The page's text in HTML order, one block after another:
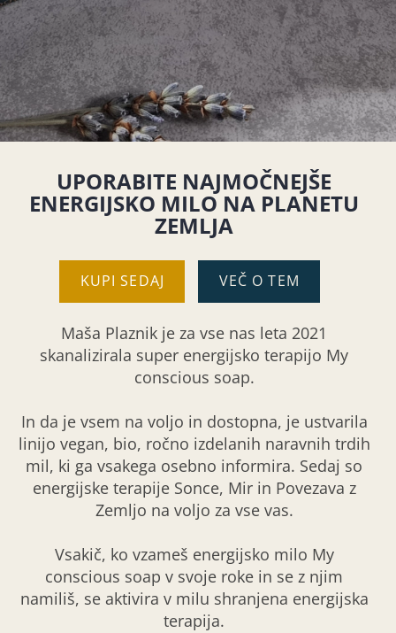
UPORABITE NAJMOČNEJŠE
ENERGIJSKO MILO NA PLANETU
ZEMLJA
KUPI SEDAJ VEČ O TEM
Maša Plaznik je za vse nas leta 2021
skanalizirala super energijsko terapijo My
conscious soap.
In da je vsem na voljo in dostopna, je ustvarila
linijo vegan, bio, ročno izdelanih naravnih trdih
mil, ki ga vsakega osebno informira. Sedaj so
energijske terapije Sonce, Mir in Povezava z
Zemljo na voljo za vse vas.
Vsakič, ko vzameš energijsko milo My
conscious soap v svoje roke in se z njim
namiliš, se aktivira v milu shranjena energijska
terapija.